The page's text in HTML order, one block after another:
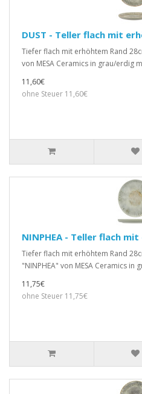
DUST - Teller flach mit
Tiefer flach mit erhöhtem Rand
von MESA Ceramics in grau/erdig
11,60€
ohne Steuer 11,60€
NINPHEA - Teller flach
Tiefer flach mit erhöhtem Rand
"NINPHEA" von MESA Ceramics in
11,75€
ohne Steuer 11,75€